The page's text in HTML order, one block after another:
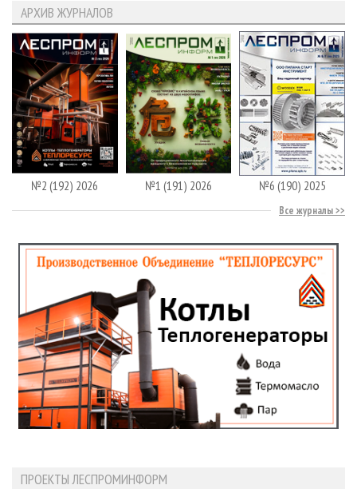
АРХИВ ЖУРНАЛОВ
№2 (192) 2026 №1 (191) 2026 №6 (190) 2025
Все журналы
ПРОЕКТЫ ЛЕСПРОМИНФОРМ